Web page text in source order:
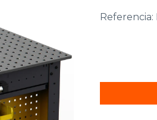
Referencia: